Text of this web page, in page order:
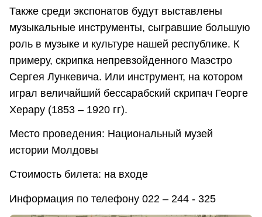
Также среди экспонатов будут выставлены
музыкальные инструменты, сыгравшие большую
роль в музыке и культуре нашей республике. К
примеру, скрипка непревзойденного Маэстро
Сергея Лункевича. Или инструмент, на котором
играл величайший бессарабский скрипач Георге
Херару (1853 – 1920 гг).
Место проведения: Национальный музей
истории Молдовы
Стоимость билета: на входе
Информация по телефону 022 – 244 - 325